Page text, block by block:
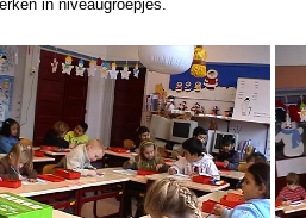
in niveaugroepjes.